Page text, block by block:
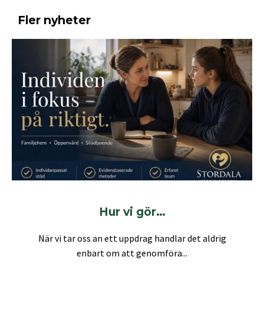
Fler nyheter
Hur vi gör…
När vi tar oss an ett uppdrag handlar det aldrig
enbart om att genomföra...